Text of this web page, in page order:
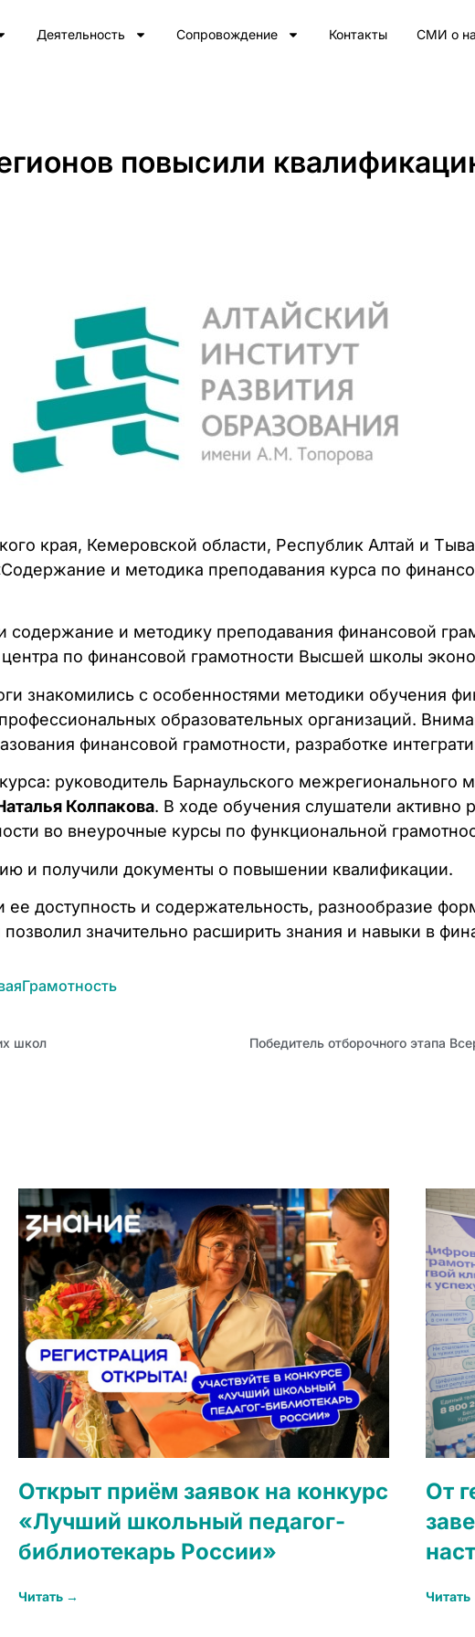
Деятельность Сопровождение Контакты СМИ о
повысили
края, Кемеровской области, Республик Алтай и
и методика преподавания курса по
содержание и методику преподавания финансовой
по финансовой грамотности Высшей школы
знакомились с особенностями методики обучения
образовательных организаций.
финансовой грамотности, разработке
руководитель Барнаульского межрегионального
Колпакова. В ходе обучения слушатели
во внеурочные курсы по функциональной
и получили документы о повышении квалификации.
доступность и содержательность, разнообразие
значительно расширить знания и навыки в
школ
Открыт приём заявок на конкурс
«Лучший школьный педагог-
библиотекарь России»
Читать →
От
Читать